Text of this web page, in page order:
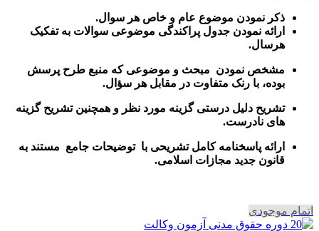
ذکر نمودن موضوع عام و خاص هر سوال.
ارائه نمودن جدول پراکندگی موضوعی سوالات به تفکیک
هرسال.
مشخص نمودن مبحث و موضوعی که منبع طرح پرسش
بوده، با رنک متفاوت در مقابل هر سؤال.
تشریح دلیل درستی گزینه مورد نظر و همچنین تشریح گزینه
های نادرست.
ارائه پاسخنامه کامل تشریحی با توضیحات جامع مستند به
قانون جدید مجازات اسلامی.
اتمام موجودی